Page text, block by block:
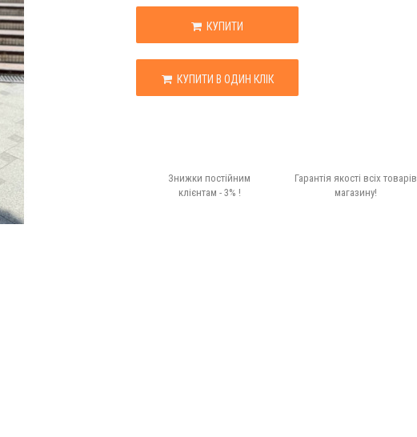
КУПИТИ
КУПИТИ В ОДИН КЛІК
Знижки постійним
клієнтам - 3% !
Гарантія якості всіх товарів
магазину!